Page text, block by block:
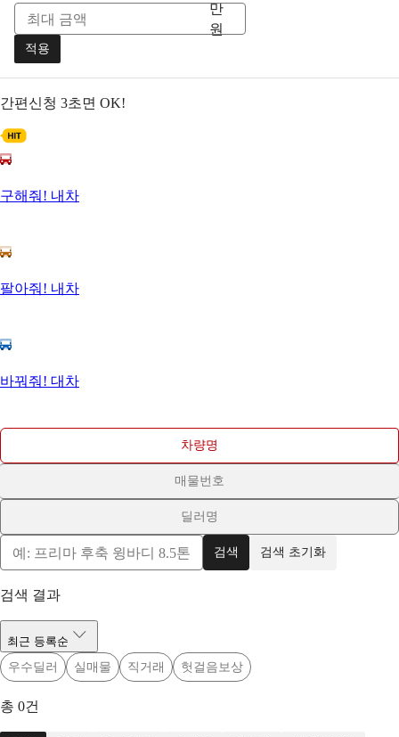
만
원
적용
간편신청 3초면 OK!
구해줘! 내차
팔아줘! 내차
바꿔줘! 대차
차량명
매물번호
딜러명
검색 검색 초기화
검색 결과
최근 등록순
우수딜러
실매물 직거래 헛걸음보상
총 0건